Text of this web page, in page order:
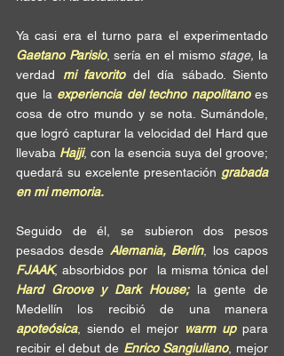
Gaetano Parisio, sería en el mismo stage, la
verdad mi favorito del día sábado. Siento
que la experiencia del techno napolitano es
cosa de otro mundo y se nota. Sumándole,
que logró capturar la velocidad del Hard que
llevaba Hajji, con la esencia suya del groove;
quedará su excelente presentación grabada
en mi memoria.
Seguido de él, se subieron dos pesos
pesados desde Alemania, Berlín
FJAAK
Hard Groove y Dark House; la gente de
Medellín los recibió de una manera
apoteósica, siendo el mejor warm up para
recibir el debut de Enrico Sangiuliano, mejor